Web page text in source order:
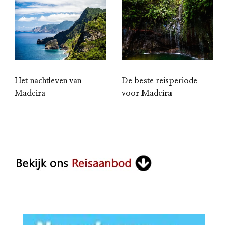
Het nachtleven van
Madeira
De beste reisperiode
voor Madeira